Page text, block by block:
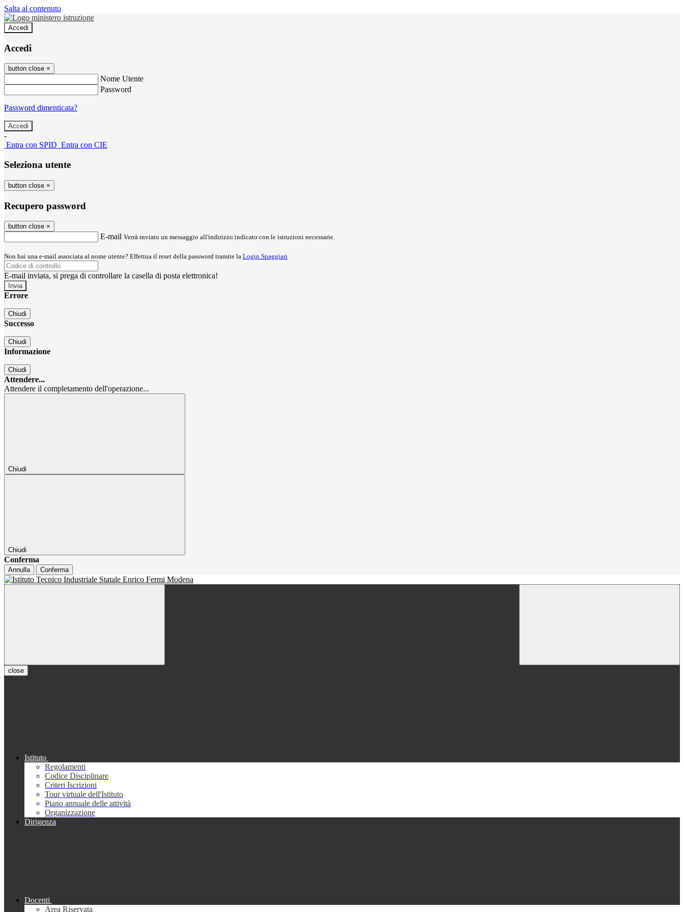
Salta al contenuto
Accedi
Accedi
button close ×
Nome Utente
Password
Password dimenticata?
-
Entra con SPID Entra con CIE
Seleziona utente
button close ×
Recupero password
button close ×
E-mail Verrà inviato un messaggio all'indirizzo indicato con le istruzioni necessarie.
Non hai una e-mail associata al nome utente? Effettua il reset della password tramite la Login Spaggiari
E-mail inviata, si prega di controllare la casella di posta elettronica!
Errore
Chiudi
Successo
Chiudi
Informazione
Chiudi
Attendere...
Attendere il completamento dell'operazione...
Chiudi
Chiudi
Conferma
Annulla Conferma
close
Istituto
Regolamenti
Codice Disciplinare
Criteri Iscrizioni
Tour virtuale dell'Istituto
Piano annuale delle attività
Organizzazione
Dirigenza
Docenti
Area Riservata